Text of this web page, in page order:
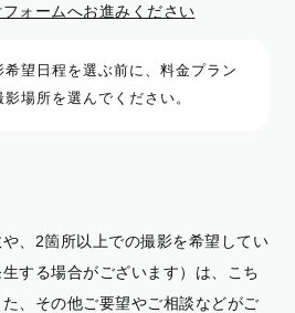
ォームへお進みください
希望日程を選ぶ前に、料金プラン
影場所を選んでください。
、2箇所以上での撮影を希望してい
する場合がございます）は、こち
、その他ご要望やご相談などがご